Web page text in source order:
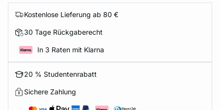
Kostenlose Lieferung ab 80 €
30 Tage Rückgaberecht
In 3 Raten mit Klarna
20 % Studentenrabatt
Sichere Zahlung